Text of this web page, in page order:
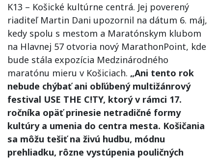
K13 – Košické kultúrne centrá. Jej poverený
riaditeľ Martin Dani upozornil na dátum 6. máj,
kedy spolu s mestom a Maratónskym klubom
na Hlavnej 57 otvoria nový MarathonPoint, kde
bude stála expozícia Medzinárodného
maratónu mieru v Košiciach. „Ani tento rok
nebude chýbať ani obľúbený multižánrový
festival USE THE C!TY, ktorý v rámci 17.
ročníka opäť prinesie netradičné formy
kultúry a umenia do centra mesta. Košičania
sa môžu tešiť na živú hudbu, módnu
prehliadku, rôzne vystúpenia pouličných